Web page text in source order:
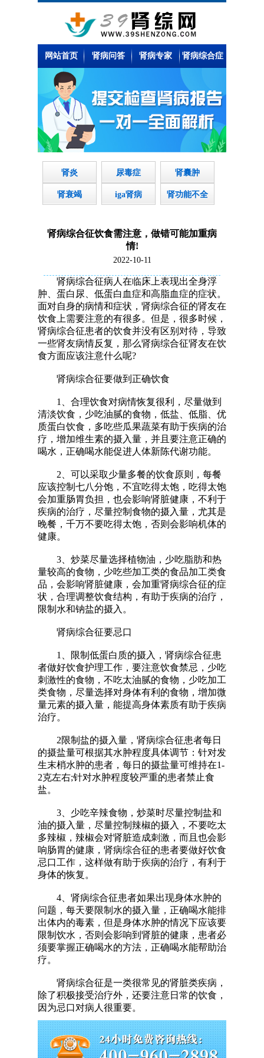
网站首页 肾病问答 肾病专家 肾病综合症
肾炎 尿毒症 肾囊肿
肾衰竭 iga肾病 肾功能不全
肾病综合征饮食需注意，做错可能加重病
情!
2022-10-11
肾病综合征病人在临床上表现出全身浮
肿、蛋白尿、低蛋白血症和高脂血症的症状。
面对自身的病情和症状，肾病综合征的肾友在
饮食上需要注意的有很多。但是，很多时候，
肾病综合征患者的饮食并没有区别对待，导致
一些肾友病情反复，那么肾病综合征肾友在饮
食方面应该注意什么呢?
肾病综合征要做到正确饮食
1、合理饮食对病情恢复很利，尽量做到
清淡饮食，少吃油腻的食物，低盐、低脂、优
质蛋白饮食，多吃些瓜果蔬菜有助于疾病的治
疗，增加维生素的摄入量，并且要注意正确的
喝水，正确喝水能促进人体新陈代谢功能。
2、可以采取少量多餐的饮食原则，每餐
应该控制七八分饱，不宜吃得太饱，吃得太饱
会加重肠胃负担，也会影响肾脏健康，不利于
疾病的治疗，尽量控制食物的摄入量，尤其是
晚餐，千万不要吃得太饱，否则会影响机体的
健康。
3、炒菜尽量选择植物油，少吃脂肪和热
量较高的食物，少吃些加工类的食品加工类食
品，会影响肾脏健康，会加重肾病综合征的症
状，合理调整饮食结构，有助于疾病的治疗，
限制水和钠盐的摄入。
肾病综合征要忌口
1、限制低蛋白质的摄入，肾病综合征患
者做好饮食护理工作，要注意饮食禁忌，少吃
刺激性的食物，不吃太油腻的食物，少吃加工
类食物，尽量选择对身体有利的食物，增加微
量元素的摄入量，能提高身体素质有助于疾病
治疗。
2限制盐的摄入量，肾病综合征患者每日
的摄盐量可根据其水肿程度具体调节：针对发
生末梢水肿的患者，每日的摄盐量可维持在1-
2克左右;针对水肿程度较严重的患者禁止食
盐。
3、少吃辛辣食物，炒菜时尽量控制盐和
油的摄入量，尽量控制辣椒的摄入，不要吃太
多辣椒，辣椒会对肾脏造成刺激，而且也会影
响肠胃的健康，肾病综合征的患者要做好饮食
忌口工作，这样做有助于疾病的治疗，有利于
身体的恢复。
4、肾病综合征患者如果出现身体水肿的
问题，每天要限制水的摄入量，正确喝水能排
出体内的毒素，但是身体水肿的情况下应该要
限制饮水，否则会影响到肾脏的健康，患者必
须要掌握正确喝水的方法，正确喝水能帮助治
疗。
肾病综合征是一类很常见的肾脏类疾病，
除了积极接受治疗外，还要注意日常的饮食，
因为忌口对病人很重要。